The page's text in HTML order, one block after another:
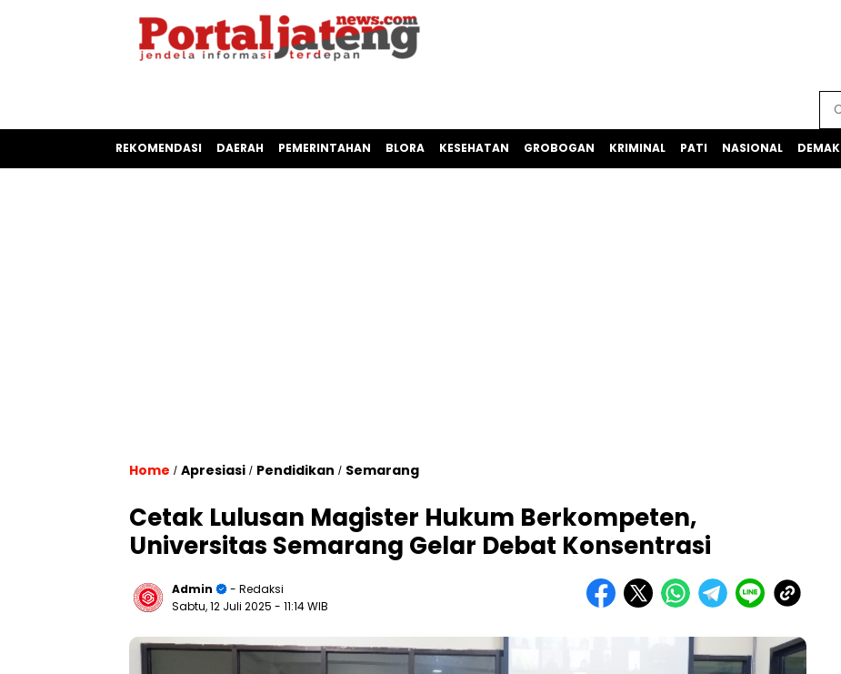
REKOMENDASI DAERAH PEMERINTAHAN BLORA KESEHATAN GROBOGAN KRIMINAL PATI NASIONAL DEMAK
Home / Apresiasi / Pendidikan / Semarang
Cetak Lulusan Magister Hukum Berkompeten,
Universitas Semarang Gelar Debat Konsentrasi
Admin
- Redaksi
Sabtu, 12 Juli 2025 - 11:14 WIB